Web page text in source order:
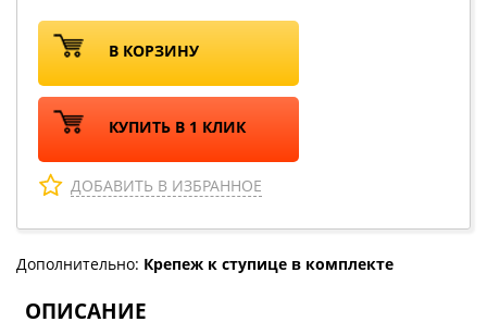
В КОРЗИНУ
КУПИТЬ В 1 КЛИК
ДОБАВИТЬ В ИЗБРАННОЕ
Дополнительно: Крепеж к ступице в комплекте
ОПИСАНИЕ